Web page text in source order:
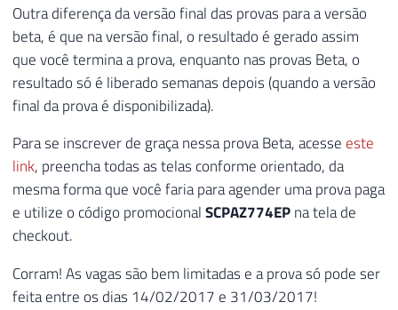
Outra diferença da versão final das provas para a versão
beta, é que na versão final, o resultado é gerado assim
que você termina a prova, enquanto nas provas Beta, o
resultado só é liberado semanas depois (quando a versão
final da prova é disponibilizada).
Para se inscrever de graça nessa prova Beta, acesse este
link, preencha todas as telas conforme orientado, da
mesma forma que você faria para agender uma prova paga
e utilize o código promocionalSCPAZ774EPna tela de
checkout.
Corram! As vagas são bem limitadas e a prova só pode ser
feita entre os dias 14/02/2017 e 31/03/2017!